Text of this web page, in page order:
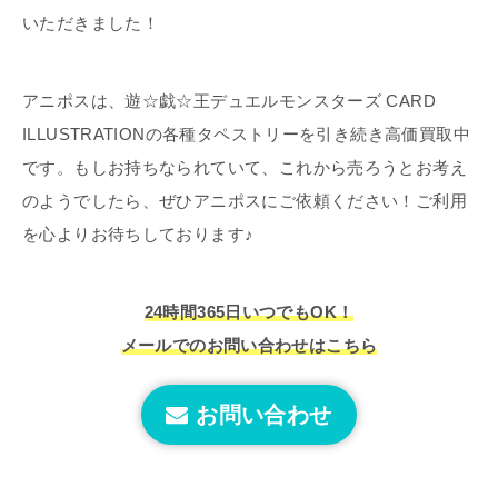
いただきました！
アニポスは、遊☆戯☆王デュエルモンスターズ CARD
ILLUSTRATIONの各種タペストリーを引き続き高価買取中
です。もしお持ちなられていて、これから売ろうとお考え
のようでしたら、ぜひアニポスにご依頼ください！ご利用
を心よりお待ちしております♪
24時間365日いつでもOK！
メールでのお問い合わせはこちら
お問い合わせ